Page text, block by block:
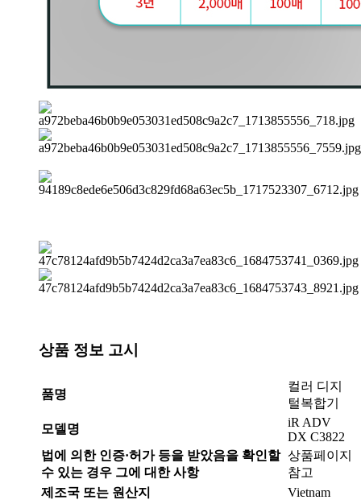
상품 정보 고시
품명
컬러 디지
털복합기
모델명
iR ADV
DX C3822
법에 의한 인증·허가 등을 받았음을 확인할
수 있는 경우 그에 대한 사항
상품페이지
참고
제조국 또는 원산지
Vietnam